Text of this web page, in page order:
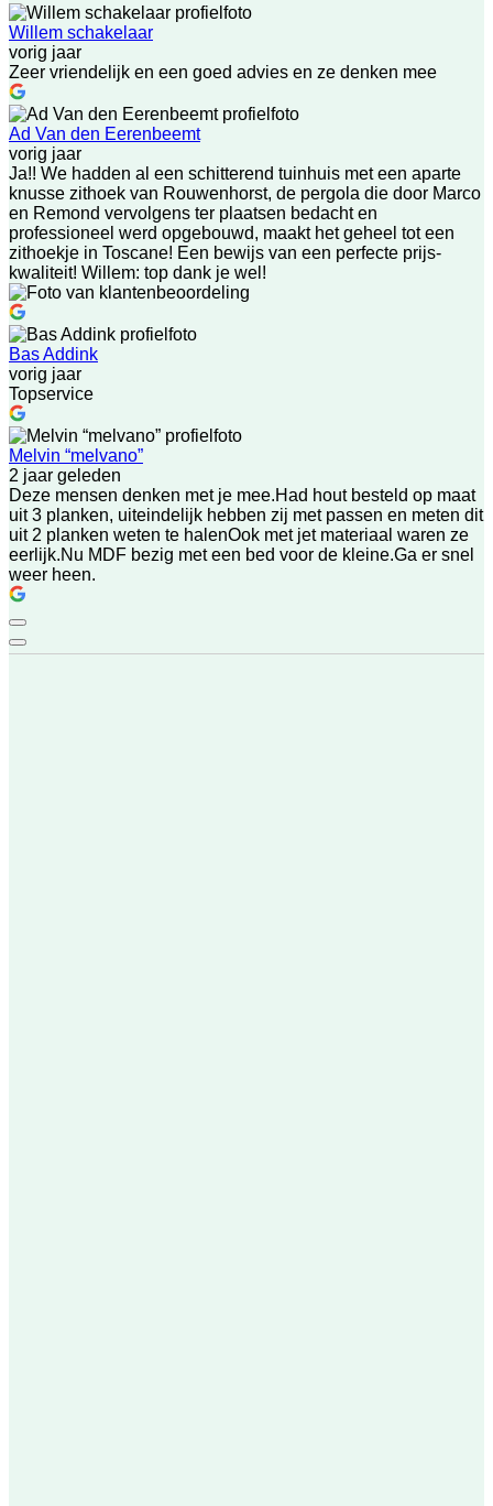
Willem schakelaar
vorig jaar
Zeer vriendelijk en een goed advies en ze denken mee
Ad Van den Eerenbeemt
vorig jaar
Ja!! We hadden al een schitterend tuinhuis met een aparte
knusse zithoek van Rouwenhorst, de pergola die door Marco
en Remond vervolgens ter plaatsen bedacht en
professioneel werd opgebouwd, maakt het geheel tot een
zithoekje in Toscane! Een bewijs van een perfecte prijs-
kwaliteit! Willem: top dank je wel!
Bas Addink
vorig jaar
Topservice
Melvin “melvano”
2 jaar geleden
Deze mensen denken met je mee.Had hout besteld op maat
uit 3 planken, uiteindelijk hebben zij met passen en meten dit
uit 2 planken weten te halenOok met jet materiaal waren ze
eerlijk.Nu MDF bezig met een bed voor de kleine.Ga er snel
weer heen.